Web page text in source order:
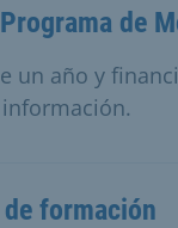
de
un año y
formación